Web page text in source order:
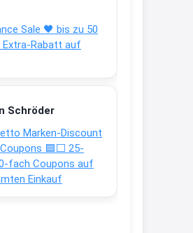
Sale 🖤 bis zu 50
Extra-Rabatt auf
Schröder
Marken-Discount
🟦⬜ 25-
fach Coupons auf
Einkauf
7-Tage
Vitamine